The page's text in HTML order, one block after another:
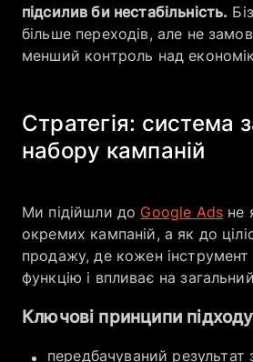
підсилив би нестабільність.
більше переходів, але не
менший контроль над
Стратегія: система
набору кампаній
Ми підійшли до Google Ads не
окремих кампаній, а як до
продажу, де кожен
функцію і впливає на
Ключові принципи
передбачуваний результат